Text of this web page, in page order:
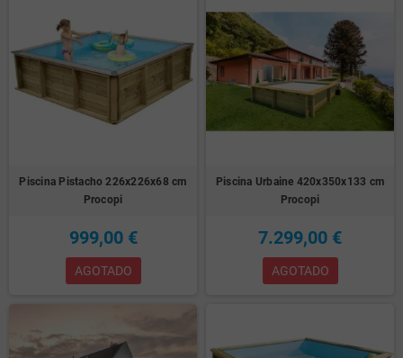
Piscina Pistacho 226x226x68 cm
Procopi
999,00 €
AGOTADO
Piscina Urbaine 420x350x133 cm
Procopi
7.299,00 €
AGOTADO